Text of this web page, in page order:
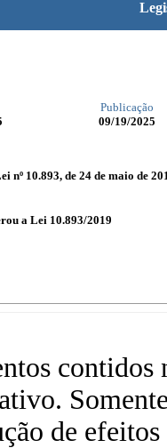
Publicação
09/19/2025
nº 10.893, de 24 de maio de
a Lei 10.893/2019
contidos
de